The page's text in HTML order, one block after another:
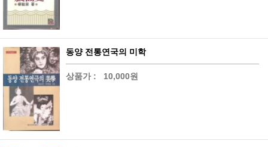
동양 전통연국의 미학
상품가 : 10,000원